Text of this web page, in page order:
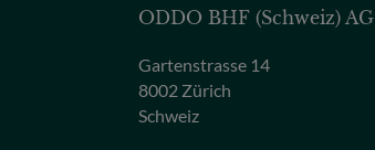
ODDO BHF (Schweiz) AG
Gartenstrasse 14
8002 Zürich
Schweiz